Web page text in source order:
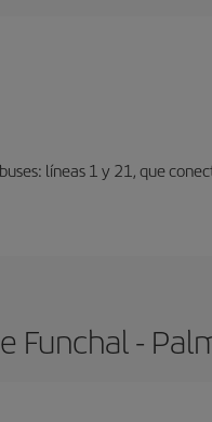
líneas 1 y 21, que
Funchal -